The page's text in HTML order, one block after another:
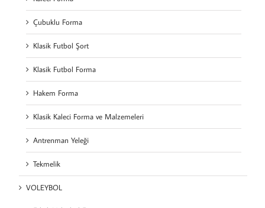
Çubuklu Forma
Klasik Futbol Şort
Klasik Futbol Forma
Hakem Forma
Klasik Kaleci Forma ve Malzemeleri
Antrenman Yeleği
Tekmelik
VOLEYBOL